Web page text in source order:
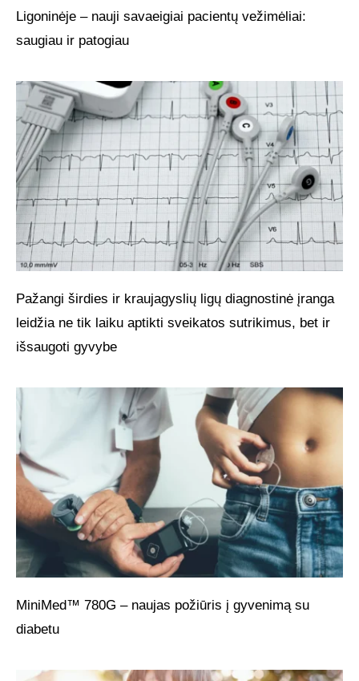
Ligoninėje – nauji savaeigiai pacientų vežimėliai:
saugiau ir patogiau
Pažangi širdies ir kraujagyslių ligų diagnostinė įranga
leidžia ne tik laiku aptikti sveikatos sutrikimus, bet ir
išsaugoti gyvybe
MiniMed™ 780G – naujas požiūris į gyvenimą su
diabetu